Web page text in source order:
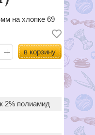
на хлопке 69
в корзину
2% полиамид